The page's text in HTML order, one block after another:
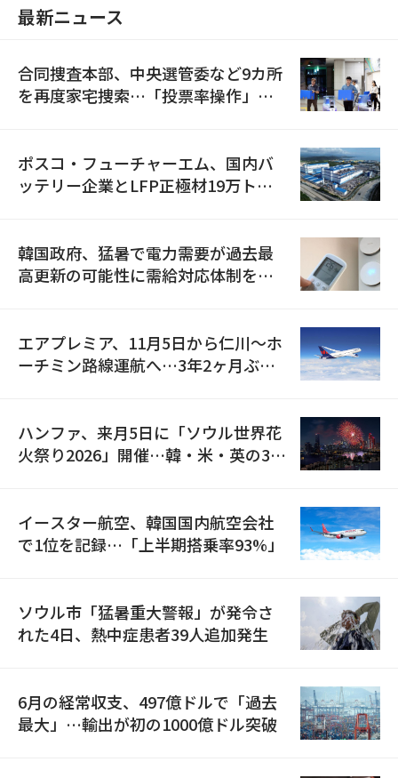
最新ニュース
合同捜査本部、中央選管委など9カ所
を再度家宅捜索…「投票率操作」の
ポスコ・フューチャーエム、国内バ
ッテリー企業とLFP正極材19万トン
韓国政府、猛暑で電力需要が過去最
高更新の可能性に需給対応体制を点
エアプレミア、11月5日から仁川〜ホ
ーチミン路線運航へ…3年2ヶ月ぶり
ハンファ、来月5日に「ソウル世界花
火祭り2026」開催…韓・米・英の3カ
イースター航空、韓国国内航空会社
で1位を記録…「上半期搭乗率93%」
ソウル市「猛暑重大警報」が発令さ
れた4日、熱中症患者39人追加発生
6月の経常収支、497億ドルで「過去
最大」…輸出が初の1000億ドル突破